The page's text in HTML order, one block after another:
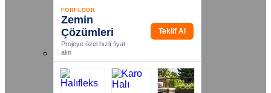
FORFLOOR
Zemin
Çözümleri
Projeye özel hızlı fiyat
alın
Teklif Al